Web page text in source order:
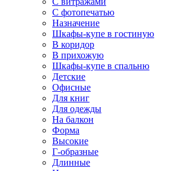
С фотопечатью
Назначение
Шкафы-купе в гостиную
В коридор
В прихожую
Шкафы-купе в спальню
Детские
Офисные
Для книг
Для одежды
На балкон
Форма
Высокие
Г-образные
Длинные